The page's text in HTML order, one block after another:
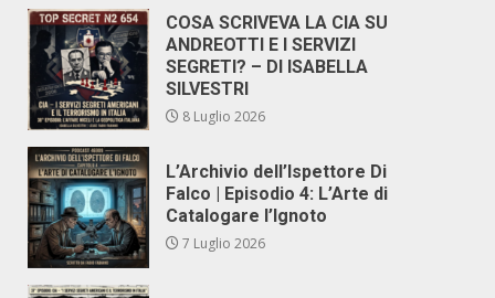
COSA SCRIVEVA LA CIA SU
ANDREOTTI E I SERVIZI
SEGRETI? – DI ISABELLA
SILVESTRI
8 Luglio 2026
L’Archivio dell’Ispettore Di
Falco | Episodio 4: L’Arte di
Catalogare l’Ignoto
7 Luglio 2026